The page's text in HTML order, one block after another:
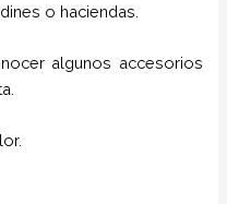
o haciendas.
algunos accesorios